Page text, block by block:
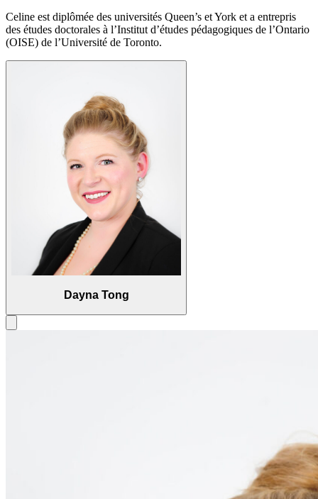
Celine est diplômée des universités Queen’s et York et a entrepris
des études doctorales à l’Institut d’études pédagogiques de l’Ontario
(OISE) de l’Université de Toronto.
Dayna Tong